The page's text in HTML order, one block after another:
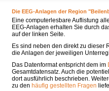
Die EEG-Anlagen der Region
Eine computerlesbare Auflistung
EEG-Anlagen erhalten Sie durch
auf der linken Seite.
Es sind neben den direkt zu dieser
die Anlagen der jeweiligen
Das Datenformat entspricht dem im
Gesamtdatensatz. Auch die
dort ausführlich beschrieben.
zu den häufig gestellten Fragen